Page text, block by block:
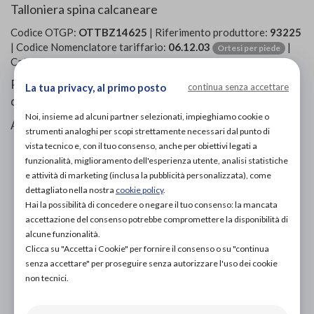
Talloniera spina calcaneare
Codice OTGP: OTTBZ14625 | Riferimento produttore: 93225
| Codice Nomenclatore tariffario: 06.12.03 Ortesi per piede
|
Categoria:Calzature ortopediche e plantari»Talloniere
Riducono e alleviano la pressione nelle aree interessate
da fasciti plantari e nello sperone del tallone.
Assorbimento della pressione.
PROVA E ACQUISTA IN NEGOZIO
DA27,80€
PROVA E NOLEGGIA IN NEGOZIO
NON DISPONIBILE
ACQUISTA ONLINE
NON DISPONIBILE
La tua privacy, al primo posto continua senza accettare
Noi, insieme ad alcuni partner selezionati, impieghiamo cookie o
strumenti analoghi per scopi strettamente necessari dal punto di
vista tecnico e, con il tuo consenso, anche per obiettivi legati a
funzionalità, miglioramento dell'esperienza utente, analisi statistiche
e attività di marketing (inclusa la pubblicità personalizzata), come
dettagliato nella nostra cookie policy.
Hai la possibilità di concedere o negare il tuo consenso: la mancata
accettazione del consenso potrebbe compromettere la disponibilità di
alcune funzionalità.
Clicca su "Accetta i Cookie" per fornire il consenso o su "continua
senza accettare" per proseguire senza autorizzare l'uso dei cookie
non tecnici.